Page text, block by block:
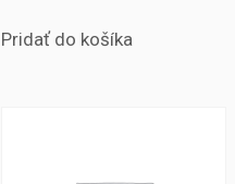
Pridať do košíka